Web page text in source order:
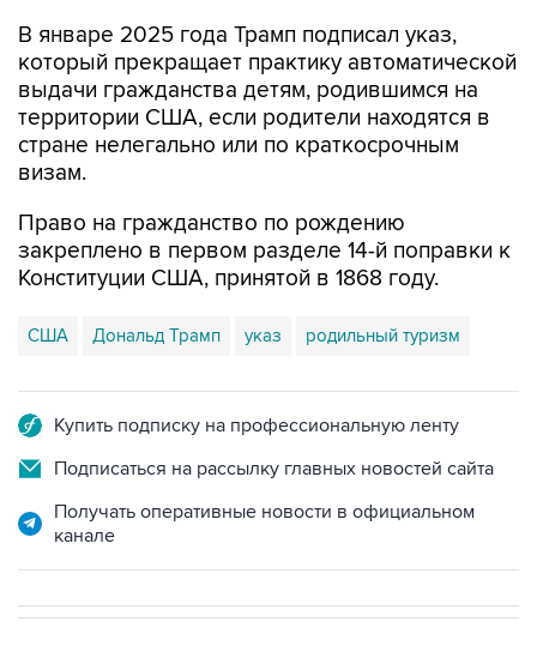
В январе 2025 года Трамп подписал указ,
который прекращает практику автоматической
выдачи гражданства детям, родившимся на
территории США, если родители находятся в
стране нелегально или по краткосрочным
визам.
Право на гражданство по рождению
закреплено в первом разделе 14-й поправки к
Конституции США, принятой в 1868 году.
США Дональд Трамп указ родильный туризм
Купить подписку на профессиональную ленту
Подписаться на рассылку главных новостей сайта
Получать оперативные новости в официальном
канале